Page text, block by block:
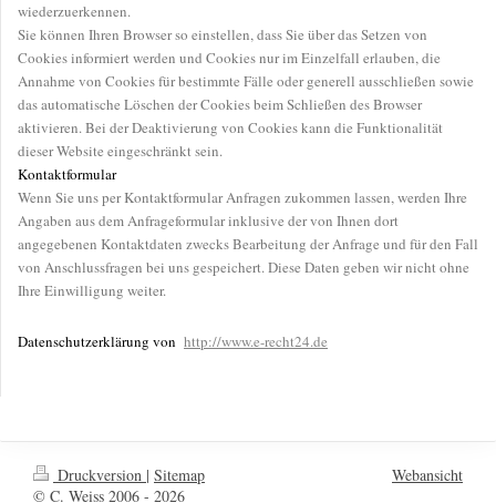
wiederzuerkennen.
Sie können Ihren Browser so einstellen, dass Sie über das Setzen von
Cookies informiert werden und Cookies nur im Einzelfall erlauben, die
Annahme von Cookies für bestimmte Fälle oder generell ausschließen sowie
das automatische Löschen der Cookies beim Schließen des Browser
aktivieren. Bei der Deaktivierung von Cookies kann die Funktionalität
dieser Website eingeschränkt sein.
Kontaktformular
Wenn Sie uns per Kontaktformular Anfragen zukommen lassen, werden Ihre
Angaben aus dem Anfrageformular inklusive der von Ihnen dort
angegebenen Kontaktdaten zwecks Bearbeitung der Anfrage und für den Fall
von Anschlussfragen bei uns gespeichert. Diese Daten geben wir nicht ohne
Ihre Einwilligung weiter.
Datenschutzerklärung von http://www.e-recht24.de
Druckversion | Sitemap
© C. Weiss 2006 - 2026
Webansicht